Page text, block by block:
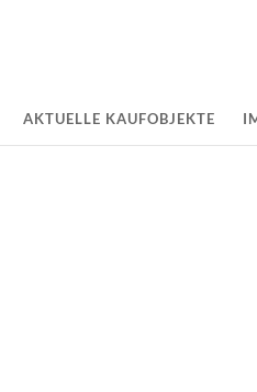
AKTUELLE KAUFOBJEKTE